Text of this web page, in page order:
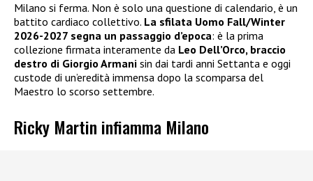
Milano si ferma. Non è solo una questione di calendario, è un
battito cardiaco collettivo. La sfilata Uomo Fall/Winter
2026-2027 segna un passaggio d’epoca: è la prima
collezione firmata interamente da Leo Dell’Orco, braccio
destro di Giorgio Armani sin dai tardi anni Settanta e oggi
custode di un’eredità immensa dopo la scomparsa del
Maestro lo scorso settembre.
Ricky Martin infiamma Milano